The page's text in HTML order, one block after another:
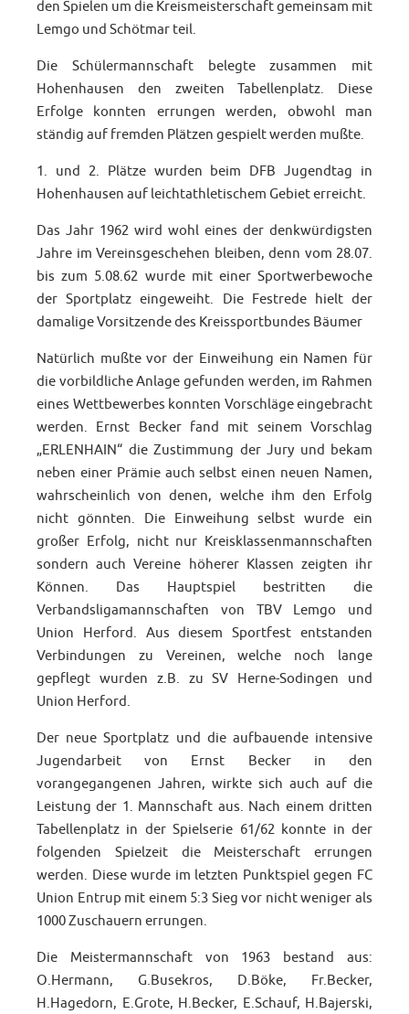
den Spielen um die Kreismeisterschaft gemeinsam mit
Lemgo und Schötmar teil.
Die Schülermannschaft belegte zusammen mit
Hohenhausen den zweiten Tabellenplatz. Diese
Erfolge konnten errungen werden, obwohl man
ständig auf fremden Plätzen gespielt werden mußte.
1. und 2. Plätze wurden beim DFB Jugendtag in
Hohenhausen auf leichtathletischem Gebiet erreicht.
Das Jahr 1962 wird wohl eines der denkwürdigsten
Jahre im Vereinsgeschehen bleiben, denn vom 28.07.
bis zum 5.08.62 wurde mit einer Sportwerbewoche
der Sportplatz eingeweiht. Die Festrede hielt der
damalige Vorsitzende des Kreissportbundes Bäumer
Natürlich mußte vor der Einweihung ein Namen für
die vorbildliche Anlage gefunden werden, im Rahmen
eines Wettbewerbes konnten Vorschläge eingebracht
werden. Ernst Becker fand mit seinem Vorschlag
„ERLENHAIN“ die Zustimmung der Jury und bekam
neben einer Prämie auch selbst einen neuen Namen,
wahrscheinlich von denen, welche ihm den Erfolg
nicht gönnten. Die Einweihung selbst wurde ein
großer Erfolg, nicht nur Kreisklassenmannschaften
sondern auch Vereine höherer Klassen zeigten ihr
Können. Das Hauptspiel bestritten die
Verbandsligamannschaften von TBV Lemgo und
Union Herford. Aus diesem Sportfest entstanden
Verbindungen zu Vereinen, welche noch lange
gepflegt wurden z.B. zu SV Herne-Sodingen und
Union Herford.
Der neue Sportplatz und die aufbauende intensive
Jugendarbeit von Ernst Becker in den
vorangegangenen Jahren, wirkte sich auch auf die
Leistung der 1. Mannschaft aus. Nach einem dritten
Tabellenplatz in der Spielserie 61/62 konnte in der
folgenden Spielzeit die Meisterschaft errungen
werden. Diese wurde im letzten Punktspiel gegen FC
Union Entrup mit einem 5:3 Sieg vor nicht weniger als
1000 Zuschauern errungen.
Die Meistermannschaft von 1963 bestand aus:
O.Hermann, G.Busekros, D.Böke, Fr.Becker,
H.Hagedorn, E.Grote, H.Becker, E.Schauf, H.Bajerski,